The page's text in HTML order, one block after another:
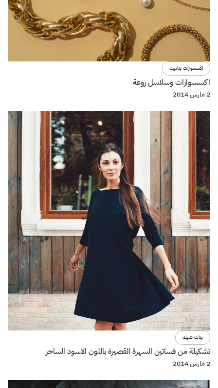
اكسسوارات بنانيت
اكسسوارات وسلاسل روعة
2 مارس 2014
بنات شيك
تشكيلة من فساتين السهرة القصيرة باللون الاسود الساحر
2 مارس 2014